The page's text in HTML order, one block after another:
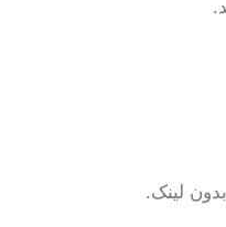
لینک.